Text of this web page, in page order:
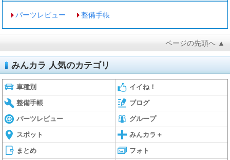
パーツレビュー 整備手帳
ページの先頭へ ▲
みんカラ 人気のカテゴリ
車種別 イイね！
整備手帳 ブログ
パーツレビュー グループ
スポット みんカラ＋
まとめ フォト